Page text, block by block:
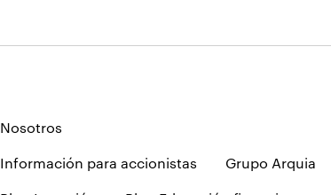
Nosotros
Información para accionistas Grupo Arquia